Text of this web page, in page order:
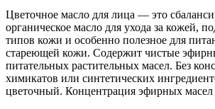
Цветочное масло для лица — это
органическое масло для ухода за кожей,
типов кожи и особенно полезное для
стареющей кожи. Содержит чистые
питательных растительных масел. Без
химикатов или синтетических
цветочный. Концентрация эфирных масел